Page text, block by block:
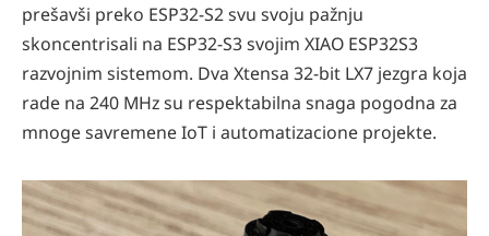
prešavši preko ESP32-S2 svu svoju pažnju
skoncentrisali na ESP32-S3 svojim XIAO ESP32S3
razvojnim sistemom. Dva Xtensa 32-bit LX7 jezgra koja
rade na 240 MHz su respektabilna snaga pogodna za
mnoge savremene IoT i automatizacione projekte.